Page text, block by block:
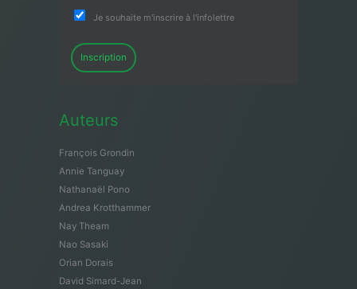
Je souhaite m'inscrire à l'infolettre
Inscription
Auteurs
François Grondin
Annie Tanguay
Nathanaël Pono
Andrea Krotthammer
Nay Theam
Nao Sasaki
Orian Dorais
David Simard-Jean